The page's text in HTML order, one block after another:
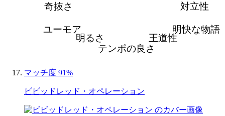
対立性
明快な物語
王道性
テンポの良さ
明るさ
ユーモア
奇抜さ
マッチ度 91%
ビビッドレッド・オペレーション